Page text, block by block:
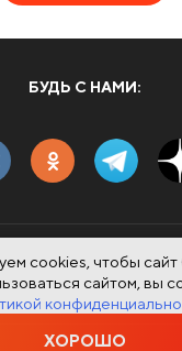
БУДЬ С НАМИ:
cookies, чтобы сайт
сайтом, вы
ХОРОШО